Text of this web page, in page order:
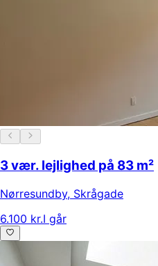
3 vær. lejlighed på 83 m²
Nørresundby, Skrågade
6.100 kr.I går